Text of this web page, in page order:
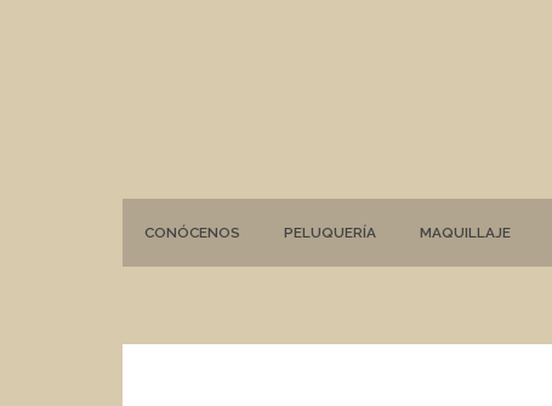
CONÓCENOS PELUQUERÍA MAQUILLAJE